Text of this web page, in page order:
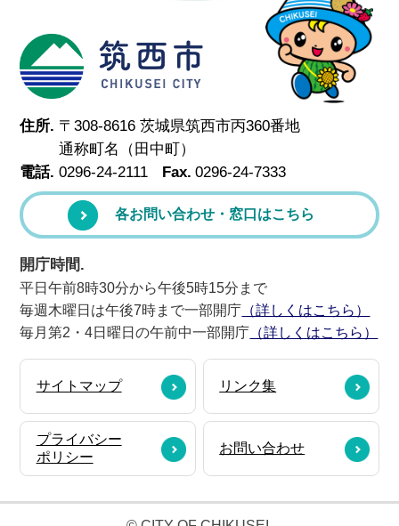
筑西市
住所. 〒308-8616 茨城県筑西市丙360番地
通称町名（田中町）
電話. 0296-24-2111 Fax. 0296-24-7333
各お問い合わせ・窓口はこちら
開庁時間.
平日午前8時30分から午後5時15分まで
毎週木曜日は午後7時まで一部開庁 （詳しくはこちら）
毎月第2・4日曜日の午前中一部開庁 （詳しくはこちら）
サイトマップ リンク集
プライバシー
ポリシー
お問い合わせ